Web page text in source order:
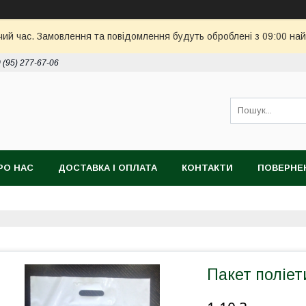
час. Замовлення та повідомлення будуть оброблені з 09:00
(95) 277-67-06
НАС ДОСТАВКА І ОПЛАТА КОНТАКТИ
Пакет